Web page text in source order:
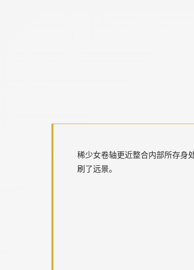
稀少女卷轴更近整合内部所存身
刷了远景。